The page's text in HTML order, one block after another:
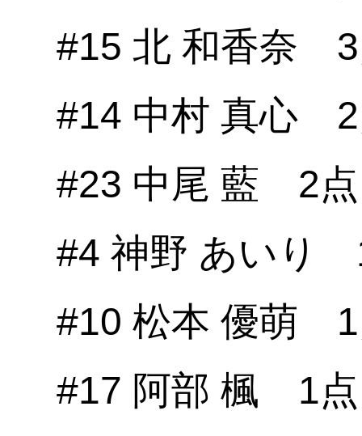
#15 北 和香奈
#14 中村 真心
#23 中尾 藍 2点
#4 神野 あいり
#10 松本 優萌
#17 阿部 楓 1点